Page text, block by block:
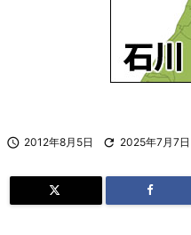
 2012年8月5日  2025年7月7日